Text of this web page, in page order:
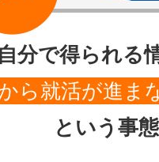
自分で得られる
ら就活が進ま
という事